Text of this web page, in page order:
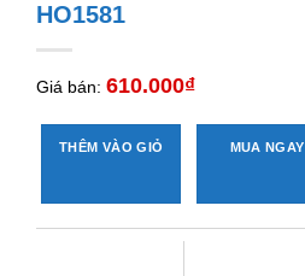
HO1581
Giá bán: 610.000₫
THÊM VÀO GIỎ MUA NGAY